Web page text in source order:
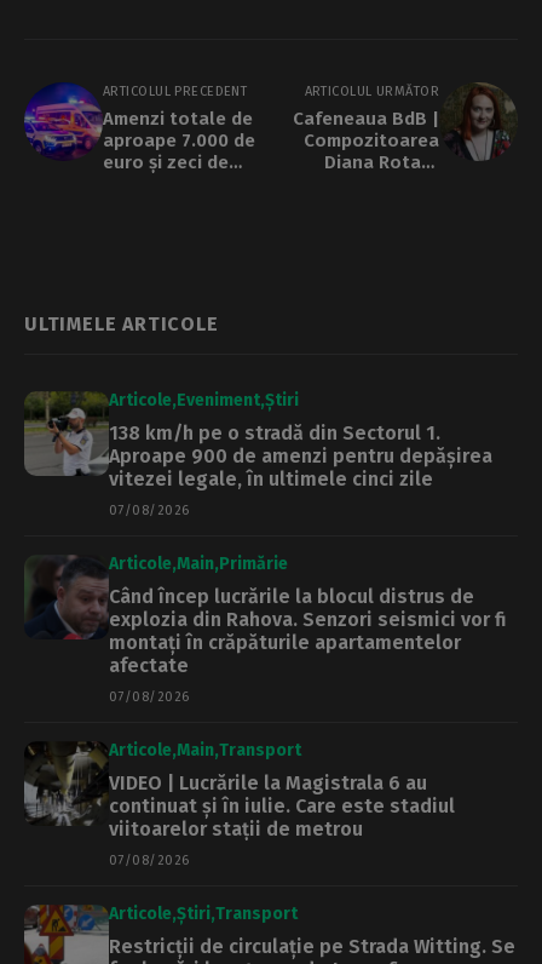
ARTICOLUL PRECEDENT
Amenzi totale de
aproape 7.000 de
euro și zeci de
ARTICOLUL URMĂTOR
Cafeneaua BdB |
Compozitoarea
Diana Rotaru
ULTIMELE ARTICOLE
Articole Eveniment Știri
138 km/h pe o stradă din Sectorul 1.
Aproape 900 de amenzi pentru depășirea
vitezei legale, în ultimele cinci zile
07/08/2026
Articole Main Primărie
Când încep lucrările la blocul distrus de
explozia din Rahova. Senzori seismici vor fi
montați în crăpăturile apartamentelor
afectate
07/08/2026
Articole Main Transport
VIDEO | Lucrările la Magistrala 6 au
continuat și în iulie. Care este stadiul
viitoarelor stații de metrou
07/08/2026
Articole Știri Transport
Restricții de circulație pe Strada Witting. Se